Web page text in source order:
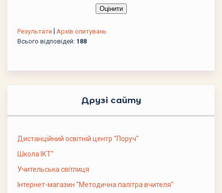
Результати
Архів опитувань
Всього відповідей: 188
Друзі сайту
Дистанційний освітній центр "Поруч"
Школа ІКТ"
Учительська світлиця
Інтернет-магазин "Методична палітра вчителя"